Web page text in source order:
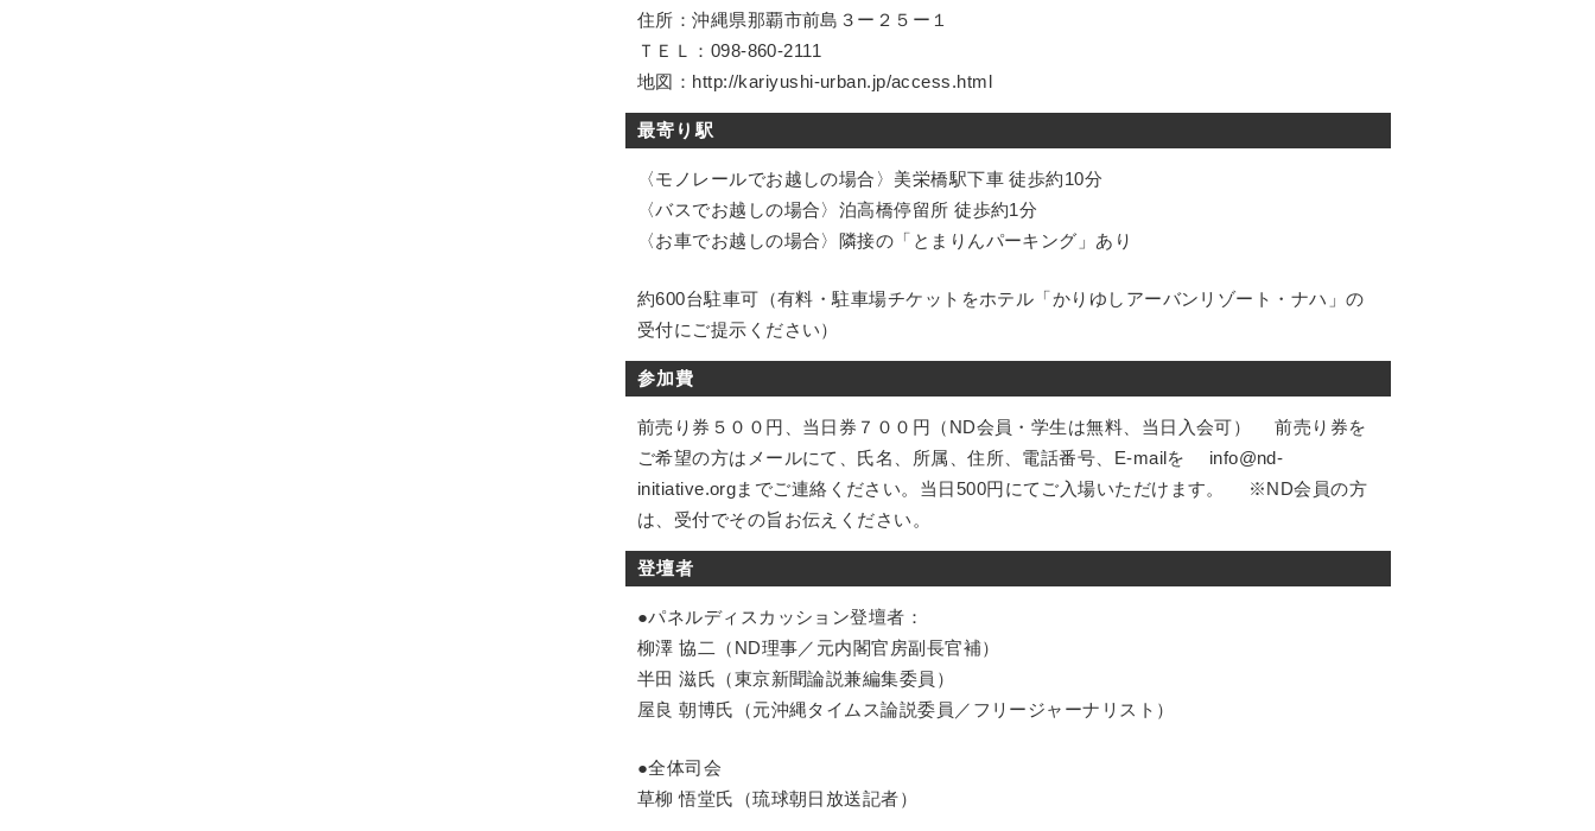
住所：沖縄県那覇市前島３ー２５ー１
ＴＥＬ：098-860-2111
地図：http://kariyushi-urban.jp/access.html
最寄り駅
〈モノレールでお越しの場合〉美栄橋駅下車 徒歩約10分
〈バスでお越しの場合〉泊高橋停留所 徒歩約1分
〈お車でお越しの場合〉隣接の「とまりんパーキング」あり
約600台駐車可（有料・駐車場チケットをホテル「かりゆしアーバンリゾート・ナハ」の
受付にご提示ください）
参加費
前売り券５００円、当日券７００円（ND会員・学生は無料、当日入会可） 前売り券を
ご希望の方はメールにて、氏名、所属、住所、電話番号、E-mailを info@nd-
initiative.orgまでご連絡ください。当日500円にてご入場いただけます。 ※ND会員の方
は、受付でその旨お伝えください。
登壇者
●パネルディスカッション登壇者：
柳澤 協二（ND理事／元内閣官房副長官補）
半田 滋氏（東京新聞論説兼編集委員）
屋良 朝博氏（元沖縄タイムス論説委員／フリージャーナリスト）
●全体司会
草柳 悟堂氏（琉球朝日放送記者）